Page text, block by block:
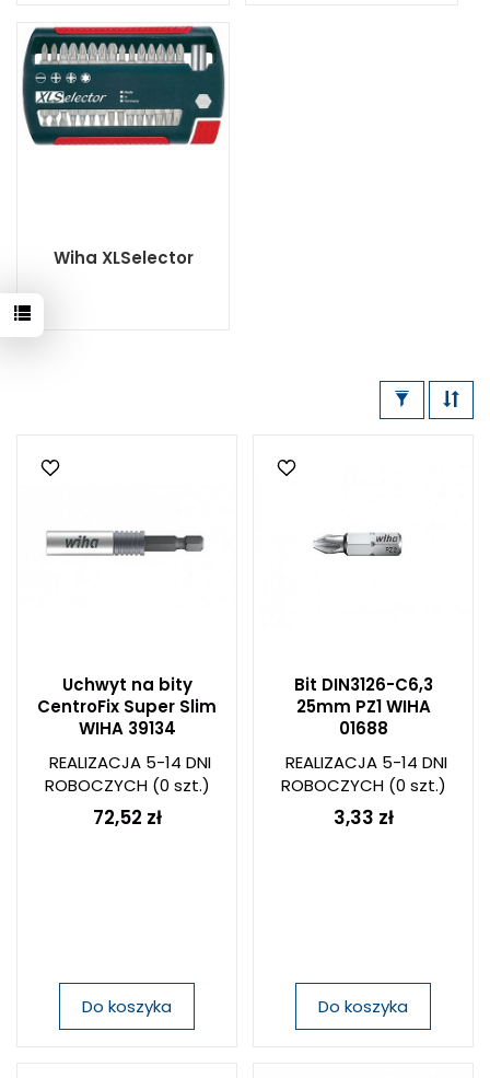
Wiha XLSelector
Uchwyt na bity
CentroFix Super Slim
WIHA 39134
REALIZACJA 5-14 DNI
ROBOCZYCH(0 szt.)
72,52 zł
Do koszyka
Bit DIN3126-C6,3
25mm PZ1 WIHA
01688
REALIZACJA 5-14 DNI
ROBOCZYCH(0 szt.)
3,33 zł
Do koszyka